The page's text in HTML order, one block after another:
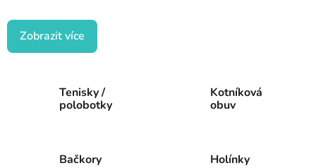
Zobrazit více
Tenisky /
polobotky
Kotníková
obuv
Bačkory Holínky